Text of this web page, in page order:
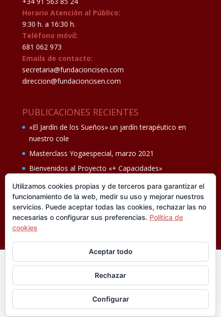
Horario Atención al Público:
9:30 h. a 16:30 h.
Teléfono móvil:
681 062 973
Emails de contacto:
secretaria@fundacioncisen.com
direccion@fundacioncisen.com
PUBLICACIONES RECIENTES
«El Jardín de los Sueños» un jardín terapéutico en
nuestro cole
Masterclass Yogaespecial, marzo 2021
Bienvenidos al Proyecto «+ Capacidades»
Fiesta de fin de curso Los oficios 14 de junio
Ganadores del II Programa educativo Cuídate +
®FUNDACIÓN CISEN. ® Todos los derechos
Política de privacidad I
Diseñado porJaula de Grillos.
En esta web utilizamos cookies analíticas, propias y de
terceros, que nos informan sobre sus hábitos de navegación
para mejorar la calidad de nuestros servicios y su experiencia
de navegación. Si está de acuerdo pulse
Aceptar Leer más
Utilizamos cookies propias y de terceros para garantizar el
funcionamiento de la web, medir su uso y mejorar nuestros
servicios. Puede aceptar todas las cookies, rechazar las no
necesarias o configurar sus preferencias. Política de
cookies
Aceptar todo
Rechazar
Configurar